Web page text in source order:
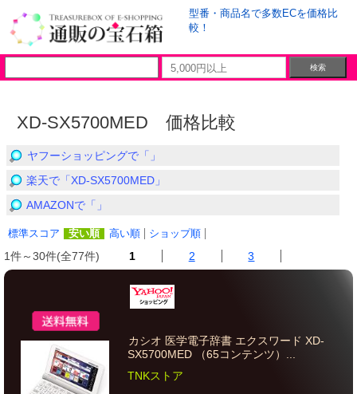
型番・商品名で多数ECを価格比
較！
XD-SX5700MED 価格比較
ヤフーショッピングで「」
楽天で「XD-SX5700MED」
AMAZONで「」
標準スコア 安い順 高い順 ショップ順
1件～30件(全77件) 1 2 3
カシオ 医学電子辞書 エクスワード XD-
SX5700MED （65コンテンツ）...
TNKストア